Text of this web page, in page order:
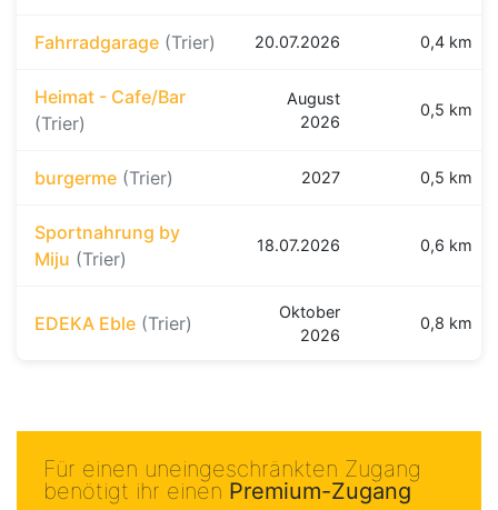
Fahrradgarage (Trier) 20.07.2026 0,4 km
Heimat - Cafe/Bar
(Trier)
August
2026
0,5 km
burgerme (Trier) 2027 0,5 km
Sportnahrung by
Miju (Trier)
18.07.2026 0,6 km
EDEKA Eble (Trier)
Oktober
2026
0,8 km
Für einen uneingeschränkten Zugang
benötigt ihr einen Premium-Zugang